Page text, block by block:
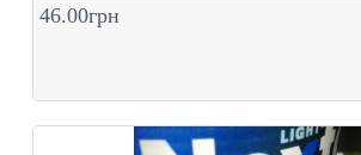
46.00грн